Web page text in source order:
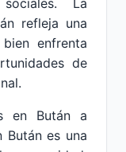
La
refleja una
enfrenta
de
en Bután a
es una